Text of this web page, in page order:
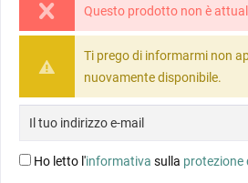
Questo prodotto non è
Ti prego di informarmi non
nuovamente disponibile.
Ho letto l'informativa sulla protezione